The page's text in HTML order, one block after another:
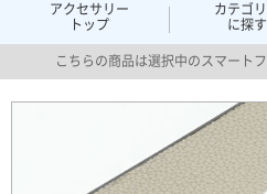
アクセサリー
トップ
カテゴリ
に探す
こちらの商品は選択中のスマート